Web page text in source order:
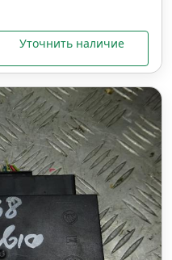
Уточнить наличие